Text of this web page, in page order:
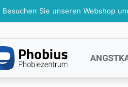
Besuchen Sie unseren Webshop